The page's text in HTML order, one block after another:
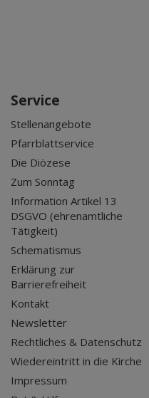
Service
Stellenangebote
Pfarrblattservice
Die Diözese
Zum Sonntag
Information Artikel 13
DSGVO (ehrenamtliche
Tätigkeit)
Schematismus
Erklärung zur
Barrierefreiheit
Kontakt
Newsletter
Rechtliches & Datenschutz
Wiedereintritt in die Kirche
Impressum